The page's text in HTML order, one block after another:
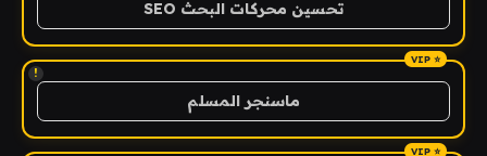
تحسين محركات البحث SEO
!
ماسنجر المسلم